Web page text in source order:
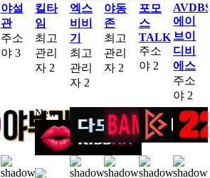
야설
관
주소
야 3
킬타
임
최고
관리
자 2
엑스
비비
기
최고
관리
자 2
야동
존
최고
관리
자 2
포모
스
TALK
주소
야 2
에이
브이
디비
에스
주소
야 2
New